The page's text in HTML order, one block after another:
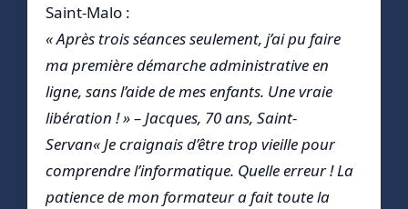
Saint-Malo :
« Après trois séances seulement, j’ai pu faire
ma première démarche administrative en
ligne, sans l’aide de mes enfants. Une vraie
libération ! » – Jacques, 70 ans, Saint-
Servan« Je craignais d’être trop vieille pour
comprendre l’informatique. Quelle erreur ! La
patience de mon formateur a fait toute la